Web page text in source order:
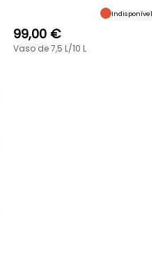
Indisponível
99,00 €
Vaso de 7,5 L/10 L